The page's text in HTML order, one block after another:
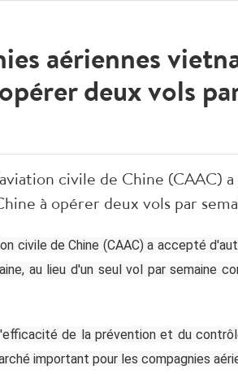
aériennes
deux vols
civile de Chine (CAAC)
à opérer deux vols par
civile de Chine (CAAC) a accepté
au lieu d'un seul vol par semaine
de la prévention et du
important pour les compagnies